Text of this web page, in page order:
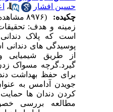
حسین افشار
،
چکیده:
زمینه و هدف: تحقیقات
است که پلاک دندانی
پوسیدگی های دندانی
از طریق شیمیایی
گیرد.گرچه مسواک زدن
برای حفظ بهداشت
جویدن آدامس به
کردن دندان ها
مطالعه بررسی